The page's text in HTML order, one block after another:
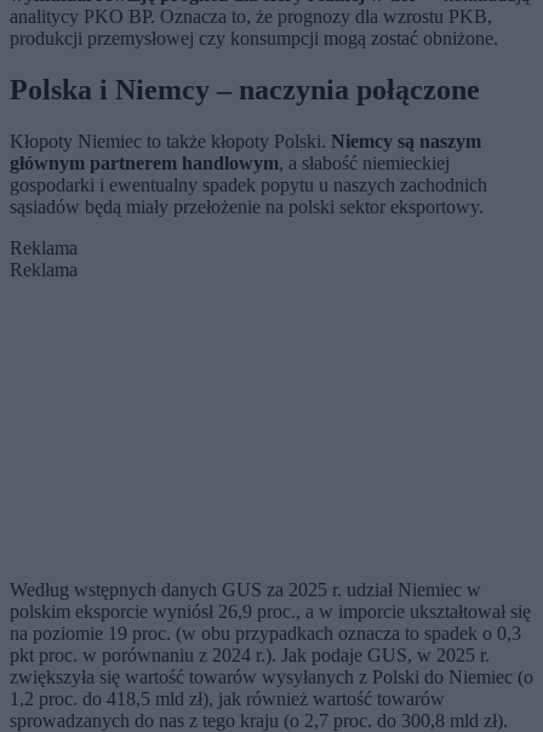
analitycy PKO BP. Oznacza to, że prognozy dla wzrostu PKB,
produkcji przemysłowej czy konsumpcji mogą zostać obniżone.
Polska i Niemcy – naczynia połączone
Kłopoty Niemiec to także kłopoty Polski. Niemcy są naszym
głównym partnerem handlowym, a słabość niemieckiej
gospodarki i ewentualny spadek popytu u naszych zachodnich
sąsiadów będą miały przełożenie na polski sektor eksportowy.
Reklama
Reklama
Według wstępnych danych GUS za 2025 r. udział Niemiec w
polskim eksporcie wyniósł 26,9 proc., a w imporcie ukształtował się
na poziomie 19 proc. (w obu przypadkach oznacza to spadek o 0,3
pkt proc. w porównaniu z 2024 r.). Jak podaje GUS, w 2025 r.
zwiększyła się wartość towarów wysyłanych z Polski do Niemiec (o
1,2 proc. do 418,5 mld zł), jak również wartość towarów
sprowadzanych do nas z tego kraju (o 2,7 proc. do 300,8 mld zł).